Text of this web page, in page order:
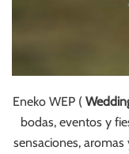
Eneko WEP (
bodas, eventos y
sensaciones,